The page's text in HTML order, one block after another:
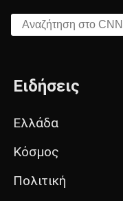
Αναζήτηση στο CNN.gr
Ειδήσεις
Ελλάδα
Κόσμος
Πολιτική